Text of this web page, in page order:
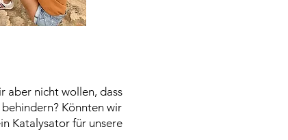
aber nicht wollen, dass
Könnten wir
Katalysator für unsere